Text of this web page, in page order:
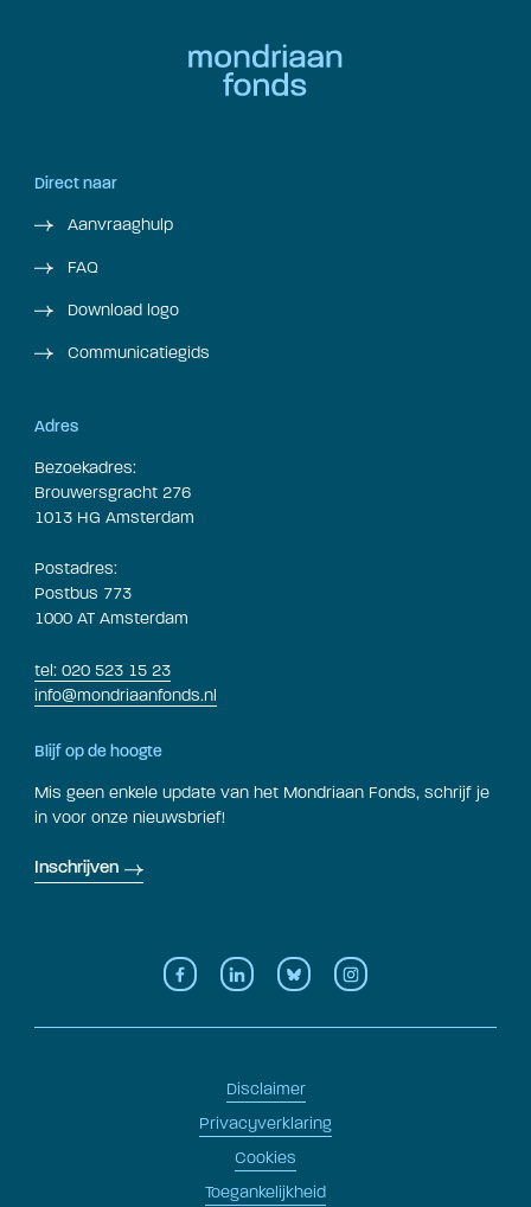
Direct naar
Aanvraaghulp
FAQ
Download logo
Communicatiegids
Adres
Bezoekadres:
Brouwersgracht 276
1013 HG Amsterdam
Postadres:
Postbus 773
1000 AT Amsterdam
tel: 020 523 15 23
info@mondriaanfonds.nl
Blijf op de hoogte
Mis geen enkele update van het Mondriaan Fonds, schrijf je
in voor onze nieuwsbrief!
Inschrijven
Disclaimer
Privacyverklaring
Cookies
Toegankelijkheid